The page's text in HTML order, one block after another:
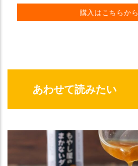
購入はこちらから
あわせて読みたい